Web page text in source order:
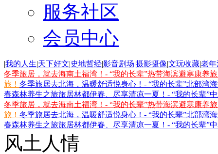
服务社区
会员中心
|我的人生|天下好文|史地哲经|影音剧场|摄影摄像|文玩收藏|老
冬季旅居，就去海南土福湾！- “我的长辈”热带海滨避寒康养
旅！ 冬季旅居去北海，温暖舒适悦身心！- “我的长辈”北部湾
春森林养生之旅旅居林都伊春、尽享清凉一夏！- “我的长辈”
冬季旅居，就去海南土福湾！- “我的长辈”热带海滨避寒康养
旅！ 冬季旅居去北海，温暖舒适悦身心！- “我的长辈”北部湾
春森林养生之旅旅居林都伊春、尽享清凉一夏！- “我的长辈”
风土人情